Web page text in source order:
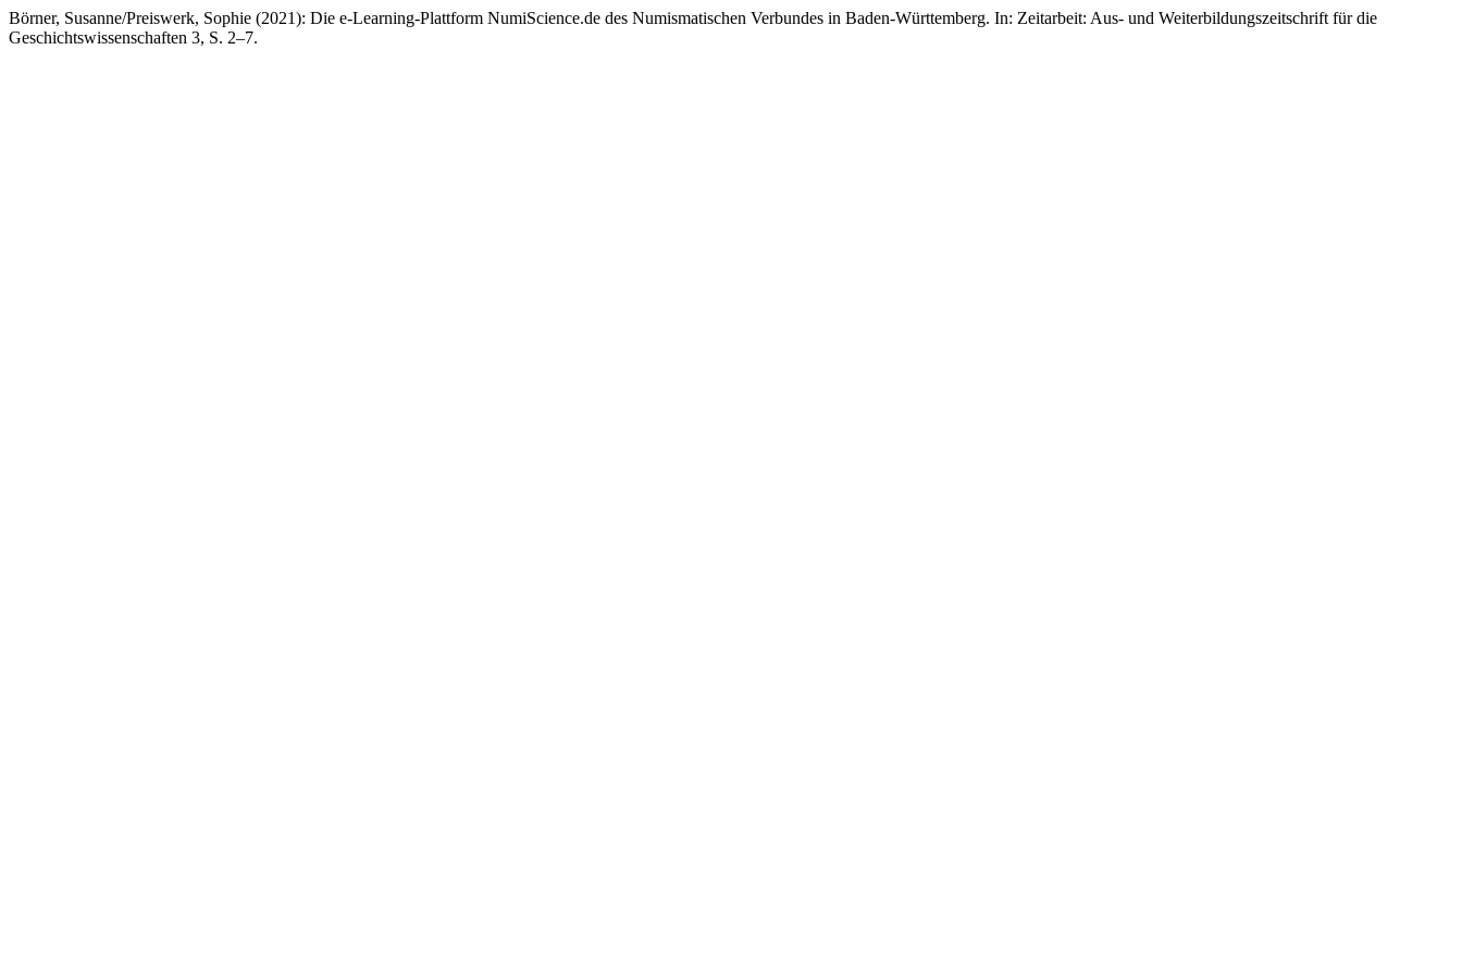
Börner, Susanne/Preiswerk, Sophie (2021): Die e-Learning-Plattform NumiScience.de des Numismatischen Verbundes in Baden-Württemberg. In: Zeitarbeit: Aus- und Weiterbildungszeitschrift für die
Geschichtswissenschaften 3, S. 2–7.